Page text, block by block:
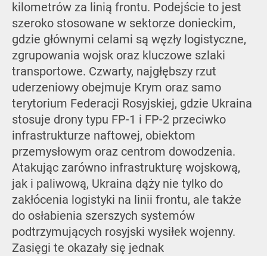
kilometrów za linią frontu. Podejście to jest
szeroko stosowane w sektorze donieckim,
gdzie głównymi celami są węzły logistyczne,
zgrupowania wojsk oraz kluczowe szlaki
transportowe. Czwarty, najgłębszy rzut
uderzeniowy obejmuje Krym oraz samo
terytorium Federacji Rosyjskiej, gdzie Ukraina
stosuje drony typu FP-1 i FP-2 przeciwko
infrastrukturze naftowej, obiektom
przemysłowym oraz centrom dowodzenia.
Atakując zarówno infrastrukturę wojskową,
jak i paliwową, Ukraina dąży nie tylko do
zakłócenia logistyki na linii frontu, ale także
do osłabienia szerszych systemów
podtrzymujących rosyjski wysiłek wojenny.
Zasięgi te okazały się jednak